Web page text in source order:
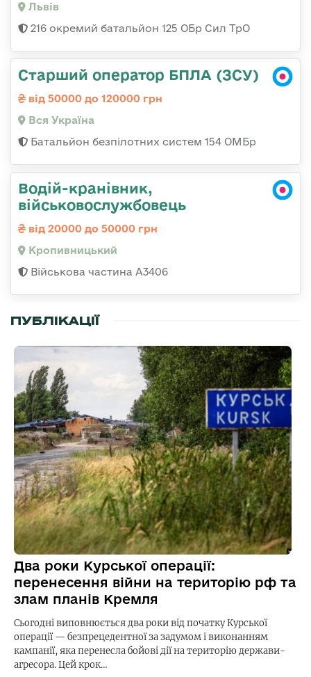
Львів
216 окремий батальйон 125 ОБр Сил ТрО
Старший оператор БПЛА (ЗСУ)
від 50000 до 120000 грн
Вся Україна
Батальйон безпілотних систем 154 ОМБр
Водій-кранівник,
військовослужбовець
від 20000 до 50000 грн
Кропивницький
Військова частина А3406
ПУБЛІКАЦІЇ
Два роки Курської операції:
перенесення війни на територію рф та
злам планів Кремля
Сьогодні виповнюється два роки від початку Курської
операції — безпрецедентної за задумом і виконанням
кампанії, яка перенесла бойові дії на територію держави-
агресора. Цей крок…